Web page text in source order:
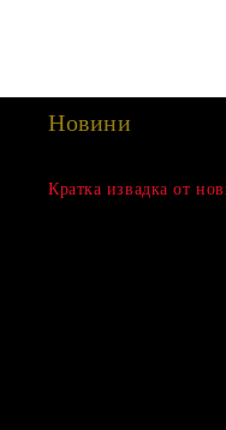
Новини
Кратка извадка от